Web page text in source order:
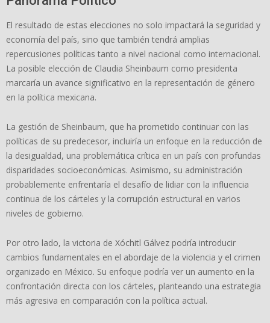
El resultado de estas elecciones no solo impactará la seguridad y
economía del país, sino que también tendrá amplias
repercusiones políticas tanto a nivel nacional como internacional.
La posible elección de Claudia Sheinbaum como presidenta
marcaría un avance significativo en la representación de género
en la política mexicana.
La gestión de Sheinbaum, que ha prometido continuar con las
políticas de su predecesor, incluiría un enfoque en la reducción de
la desigualdad, una problemática crítica en un país con profundas
disparidades socioeconómicas. Asimismo, su administración
probablemente enfrentaría el desafío de lidiar con la influencia
continua de los cárteles y la corrupción estructural en varios
niveles de gobierno.
Por otro lado, la victoria de Xóchitl Gálvez podría introducir
cambios fundamentales en el abordaje de la violencia y el crimen
organizado en México. Su enfoque podría ver un aumento en la
confrontación directa con los cárteles, planteando una estrategia
más agresiva en comparación con la política actual.